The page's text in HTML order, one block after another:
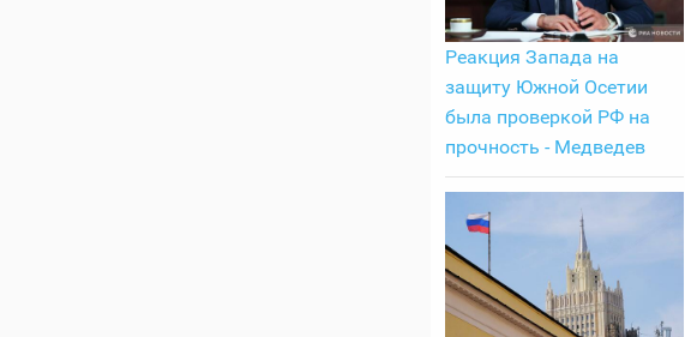
Реакция Запада на
защиту Южной Осетии
была проверкой РФ на
прочность - Медведев